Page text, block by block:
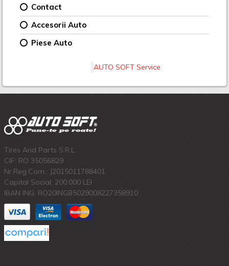
Contact
Accesorii Auto
Piese Auto
AUTO SOFT Service
Tires And Parts S.R.L.
CIF: RO 35056829
Nr.Reg.Com.: J2015011788401
Capital Social: 200.000 LEI
IBAN ING: RO20INGB5029008227358910